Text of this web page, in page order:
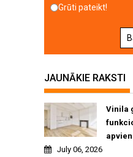
Grūti pateikt!
JAUNĀKIE RAKSTI
Vinila
July 06, 2026